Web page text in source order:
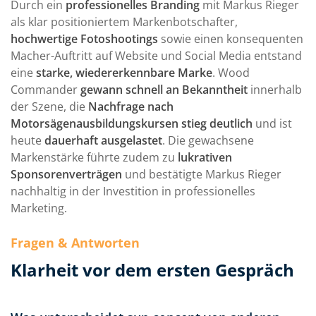
Wir wissen bei jedem Kontakt, dass wir mit
persönlicher Betreuung rechnen und uns auf
Vereinbarungen zu 100 Prozent verlassen
können. In zahlreichen Projekten hat das Team
wertvolle Impulse eingebracht und diese mit
ausgeprägter technologischer Expertise,
Innovationskraft und Umsetzungsstärke in
erfolgreiche, zukunftsorientierte Lösungen für
uns übersetzt. Ein Leistungspaket, das uns immer
wieder überzeugt!
Mehr anzeigen
Beate Sitzenstuhl
Recruiting, GABIS GmbH
Die Jungs sind richtig klasse, genau so stelle ich
mir eine gute Zusammenarbeit vor. Meine
Erwartungshaltung liegt immer über dem Schnitt
und wird bisher vom sun concept Team mehr als
erfüllt.
Jan Graevenstein
Durch ein professionelles Branding mit Markus Rieger
als klar positioniertem Markenbotschafter,
hochwertige Fotoshootings sowie einen konsequenten
Macher-Auftritt auf Website und Social Media entstand
einestarke, wiedererkennbare Marke. Wood
Commandergewann schnell an Bekanntheit innerhalb
der Szene, die Nachfrage nach
Motorsägenausbildungskursen stieg deutlich und ist
heutedauerhaft ausgelastet. Die gewachsene
Markenstärke führte zudem zu lukrativen
Sponsorenverträgen und bestätigte Markus Rieger
nachhaltig in der Investition in professionelles
Marketing.
Fragen & Antworten
Klarheit vor dem ersten Gespräch